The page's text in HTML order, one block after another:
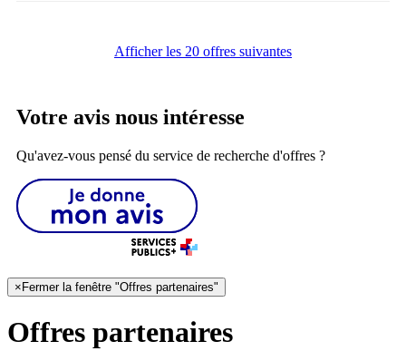
Afficher les 20 offres suivantes
Votre avis nous intéresse
Qu'avez-vous pensé du service de recherche d'offres ?
×Fermer la fenêtre "Offres partenaires"
Offres partenaires